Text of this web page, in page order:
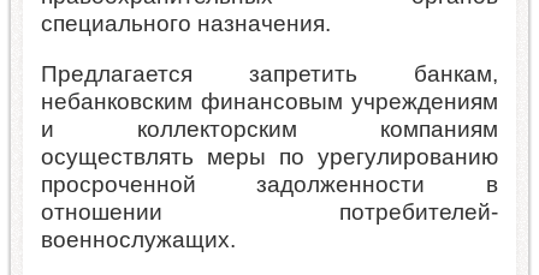
специального назначения.
Предлагается запретить банкам,
небанковским финансовым учреждениям
и коллекторским компаниям
осуществлять меры по урегулированию
просроченной задолженности в
отношении потребителей-
военнослужащих.